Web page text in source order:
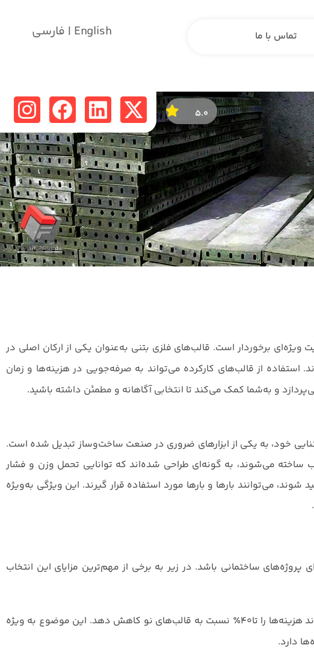
تماس با ما English | فارسی
۵.۰
برخوردار است. قالب‌های فلزی بتنی به‌عنوان یکی از ارکان اصلی در
استفاده از قالب‌های کارکرده می‌تواند به صرفه‌جویی در هزینه‌ها و زمان
و به‌شما کمک می‌کند تا انتخابی آگاهانه و مطمئن داشته باشید.
خود، به یکی از ابزارهای ضروری در صنعت ساخت‌وساز تبدیل شده‌ است.
ساخته می‌شوند، به گونه‌ای طراحی شده‌اند که توانایی تحمل وزن و فشار
شوند، می‌توانند بارها و بارها مورد استفاده قرار گیرند. این ویژگی به‌ویژه
پروژه‌های ساختمانی باشد. در زیر به برخی از مهم‌ترین مزایای این انتخاب
خرید قالب‌های دست دوم می‌تواند هزینه‌ها را تا۴۰٪ نسبت به قالب‌های نو کاهش دهد. این موضوع به ویژه
دارد.